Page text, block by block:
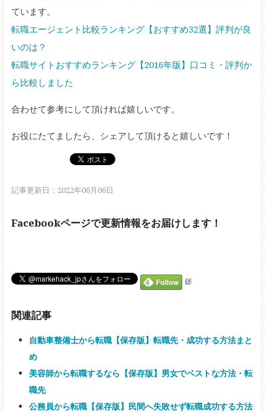
ています。
転職エージェント比較ランキング【おすすめ32選】評判が良
いのは？
転職サイトおすすめランキング【2016年版】口コミ・評判か
ら比較しました
合わせて参考にして頂ければ嬉しいです。
お役にたてましたら、シェアして頂けると嬉しいです！
記事更新日：2022年06月06日
Facebookページで更新情報をお届けします！
関連記事
自動車整備士から転職【保存版】転職先・成功する方法まと
め
美容師から転職するなら【保存版】男女でベストな方法・転
職先
公務員から転職【保存版】民間へ失敗せず転職成功する方法